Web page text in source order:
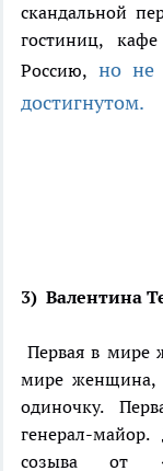
скандальной
гостиниц,
Россию, но не
достигнутом.
3) Валентина
Первая в мире
мире женщина,
одиночку.
генерал-
созыва от